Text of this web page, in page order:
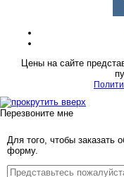
Цены на сайте
Перезвоните мне
Для того, чтобы заказать
форму.